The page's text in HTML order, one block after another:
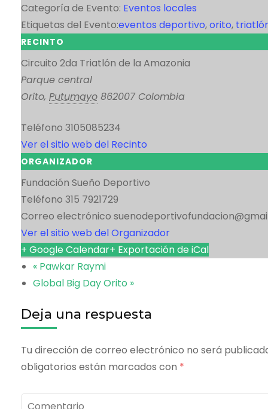
Categoría de Evento: Eventos locales
Etiquetas del Evento:eventos deportivo,orito,
RECINTO
Circuito 2da Triatlón de la Amazonia
Parque central
Orito, Putumayo 862007 Colombia
Teléfono 3105085234
Ver el sitio web del Recinto
ORGANIZADOR
Fundación Sueño Deportivo
Teléfono 315 7921729
Correo electrónico
Ver el sitio web del Organizador
+ Google Calendar+ Exportación de iCal
« Pawkar Raymi
Global Big Day Orito »
Deja una respuesta
Tu dirección de correo electrónico no será
obligatorios están marcados con *
Comentario